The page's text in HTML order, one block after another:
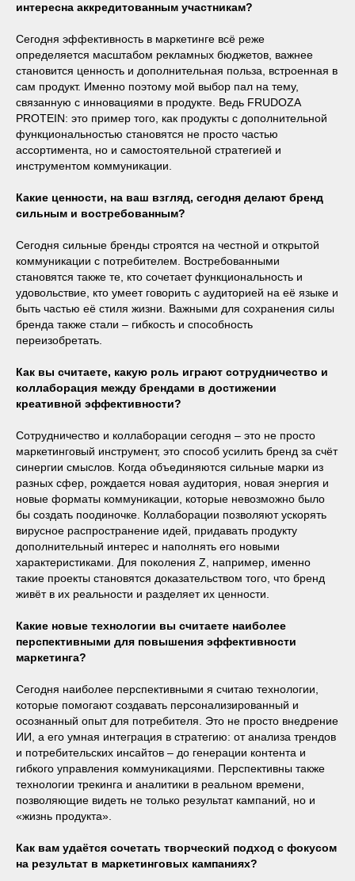
интересна аккредитованным участникам?
Сегодня эффективность в маркетинге всё реже
определяется масштабом рекламных бюджетов, важнее
становится ценность и дополнительная польза, встроенная в
сам продукт. Именно поэтому мой выбор пал на тему,
связанную с инновациями в продукте. Ведь FRUDOZA
PROTEIN: это пример того, как продукты с дополнительной
функциональностью становятся не просто частью
ассортимента, но и самостоятельной стратегией и
инструментом коммуникации.
Какие ценности, на ваш взгляд, сегодня делают бренд
сильным и востребованным?
Сегодня сильные бренды строятся на честной и открытой
коммуникации с потребителем. Востребованными
становятся также те, кто сочетает функциональность и
удовольствие, кто умеет говорить с аудиторией на её языке и
быть частью её стиля жизни. Важными для сохранения силы
бренда также стали – гибкость и способность
переизобретать.
Как вы считаете, какую роль играют сотрудничество и
коллаборация между брендами в достижении
креативной эффективности?
Сотрудничество и коллаборации сегодня – это не просто
маркетинговый инструмент, это способ усилить бренд за счёт
синергии смыслов. Когда объединяются сильные марки из
разных сфер, рождается новая аудитория, новая энергия и
новые форматы коммуникации, которые невозможно было
бы создать поодиночке. Коллаборации позволяют ускорять
вирусное распространение идей, придавать продукту
дополнительный интерес и наполнять его новыми
характеристиками. Для поколения Z, например, именно
такие проекты становятся доказательством того, что бренд
живёт в их реальности и разделяет их ценности.
Какие новые технологии вы считаете наиболее
перспективными для повышения эффективности
маркетинга?
Сегодня наиболее перспективными я считаю технологии,
которые помогают создавать персонализированный и
осознанный опыт для потребителя. Это не просто внедрение
ИИ, а его умная интеграция в стратегию: от анализа трендов
и потребительских инсайтов – до генерации контента и
гибкого управления коммуникациями. Перспективны также
технологии трекинга и аналитики в реальном времени,
позволяющие видеть не только результат кампаний, но и
«жизнь продукта».
Как вам удаётся сочетать творческий подход с фокусом
на результат в маркетинговых кампаниях?